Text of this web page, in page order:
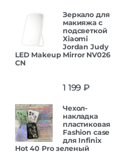
Зеркало для
макияжа с
подсветкой
Xiaomi
Jordan Judy
LED Makeup Mirror NV026
CN
1 199 ₽
Чехол-
накладка
пластиковая
Fashion case
для Infinix
Hot 40 Pro зеленый